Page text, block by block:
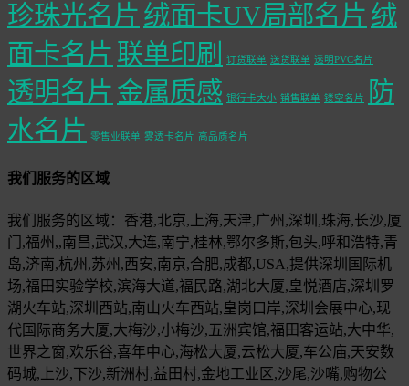
珍珠光名片 绒面卡UV局部名片 绒
面卡名片 联单印刷 订货联单 送货联单 透明PVC名片
透明名片 金属质感 银行卡大小 销售联单 镂空名片
防
水名片 零售业联单 雾透卡名片 高品质名片
我们服务的区域
我们服务的区域：香港,北京,上海,天津,广州,深圳,珠海,长沙,厦
门,福州,,南昌,武汉,大连,南宁,桂林,鄂尔多斯,包头,呼和浩特,青
岛,济南,杭州,苏州,西安,南京,合肥,成都,USA,提供深圳国际机
场,福田实验学校,滨海大道,福民路,湖北大厦,皇悦酒店,深圳罗
湖火车站,深圳西站,南山火车西站,皇岗口岸,深圳会展中心,现
代国际商务大厦,大梅沙,小梅沙,五洲宾馆,福田客运站,大中华,
世界之窗,欢乐谷,喜年中心,海松大厦,云松大厦,车公庙,天安数
码城,上沙,下沙,新洲村,益田村,金地工业区,沙尾,沙嘴,购物公